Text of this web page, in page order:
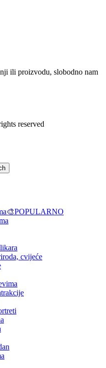
ili proizvodu, slobodno nam
reserved
POPULARNO
cvijeće